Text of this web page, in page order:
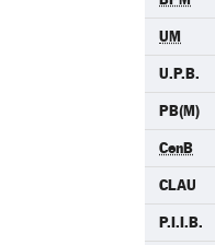
UM
U.P.B.
PB(M)
CenB
CLAU
P.I.I.B.